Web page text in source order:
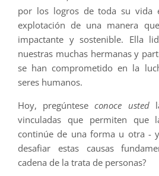
por los logros de toda su vida
explotación de una manera
impactante y sostenible. Ella
nuestras muchas hermanas y
se han comprometido en la
seres humanos.
Hoy, pregúnteseconoce usted
vinculadas que permiten que
continúe de una forma u otra - y
desafiar estas causas
cadena de la trata de personas?